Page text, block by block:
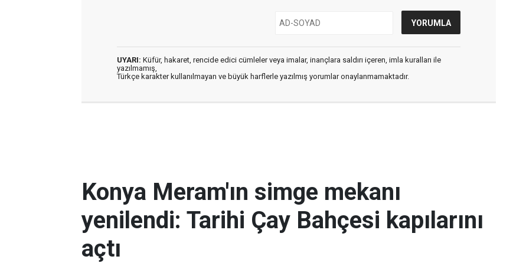
UYARI: Küfür, hakaret, rencide edici cümleler veya imalar, inançlara saldırı içeren, imla kuralları ile
yazılmamış,
Türkçe karakter kullanılmayan ve büyük harflerle yazılmış yorumlar onaylanmamaktadır.
Konya Meram'ın simge mekanı
yenilendi: Tarihi Çay Bahçesi kapılarını
açtı